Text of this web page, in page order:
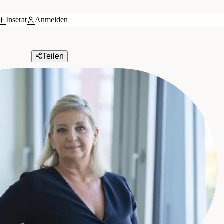
Inserat
Anmelden
Teilen
Vermittlung GmbH